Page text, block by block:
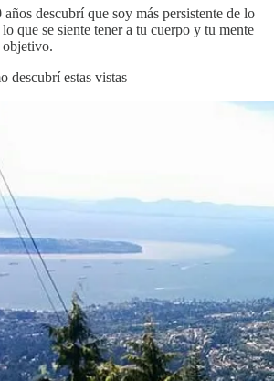
descubrí que soy más persistente de lo
que se siente tener a tu cuerpo y tu mente
objetivo.
descubrí estas vistas